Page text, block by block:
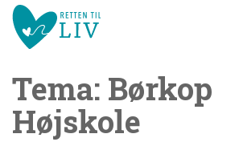
Spring
menu
over
gå
indholdVend
tilbage
Tema: Børkop
Højskole